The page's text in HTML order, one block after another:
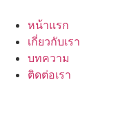
content
หน้าแรก
เกี่ยวกับเรา
บทความ
ติดต่อเรา